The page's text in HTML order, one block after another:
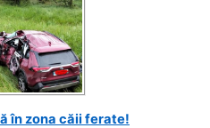
în zona căii ferate!